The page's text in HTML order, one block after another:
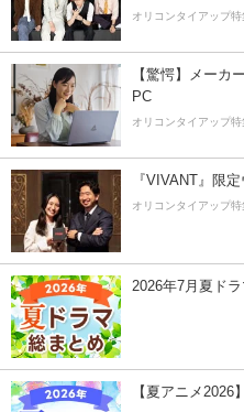
オリコンタイアップ特
【驚愕】メーカ
PC
オリコンタイアップ特
『VIVANT』限
オリコンタイアップ特
2026年7月夏ド
【夏アニメ2026